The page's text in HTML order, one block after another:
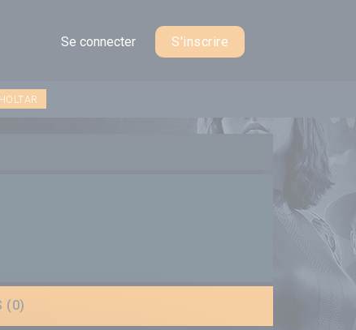
Se connecter S'inscrire
(0)